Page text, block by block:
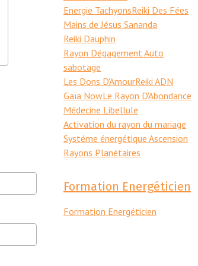
Energie TachyonsReiki Des Fées
Mains de Jésus Sananda
Reiki Dauphin
Rayon Dégagement Auto
sabotage
Les Dons D'AmourReiki ADN
Gaïa NowLe Rayon D'Abondance
Médecine Libellule
Activation du rayon du mariage
Systéme énergétique Ascension
Rayons Planétaires
Formation Energéticien
Formation Energéticien